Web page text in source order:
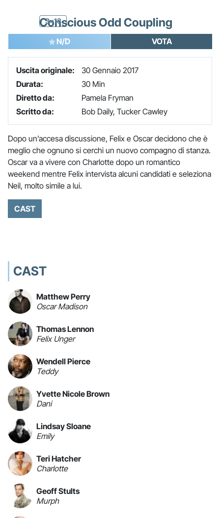
3x13
Conscious Odd Coupling
N/D VOTA
Uscita originale:
30 Gennaio 2017
Durata:
30 Min
Diretto da:
Pamela Fryman
Scritto da:
Bob Daily, Tucker Cawley
Dopo un’accesa discussione, Felix e Oscar decidono che è
meglio che ognuno si cerchi un nuovo compagno di stanza.
Oscar va a vivere con Charlotte dopo un romantico
weekend mentre Felix intervista alcuni candidati e seleziona
Neil, molto simile a lui.
CAST
CAST
Matthew Perry
Oscar Madison
Thomas Lennon
Felix Unger
Wendell Pierce
Teddy
Yvette Nicole Brown
Dani
Lindsay Sloane
Emily
Teri Hatcher
Charlotte
Geoff Stults
Murph